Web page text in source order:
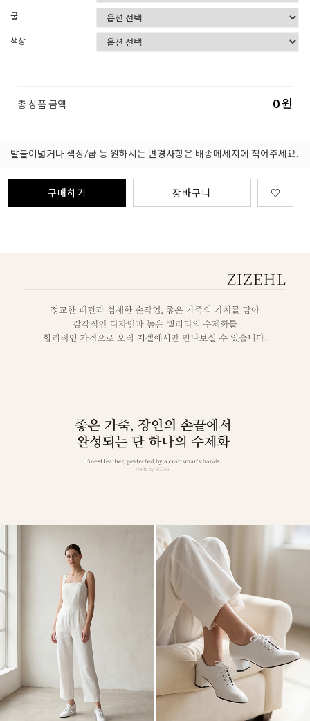
굽
색상
총 상품 금액 0원
발볼이넓거나 색상/굽 등 원하시는 변경사항은 배송메세지에 적어주세요.
구매하기 장바구니 ♡